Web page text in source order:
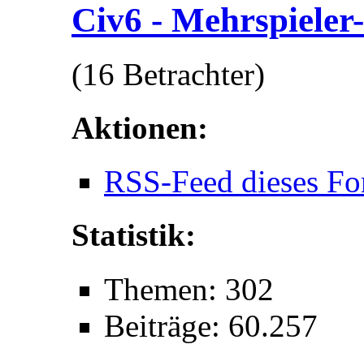
Civ6 -
(16 Betrachter)
Aktionen:
RSS-Feed dieses
Statistik:
Themen: 302
Beiträge: 60.257